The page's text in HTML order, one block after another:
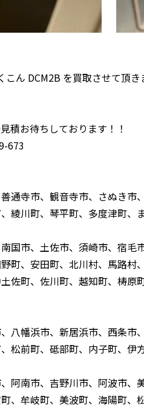
ん DCM2B を買取させて頂き
積お待ちしております！！
673
通寺市、観音寺市、さぬき市
綾川町、琴平町、多度津町、
国市、土佐市、須崎市、宿毛
町、安田町、北川村、馬路村
佐町、佐川町、越知町、梼原
八幡浜市、新居浜市、西条市
松前町、砥部町、内子町、伊
阿南市、吉野川市、阿波市、
、牟岐町、美波町、海陽町、